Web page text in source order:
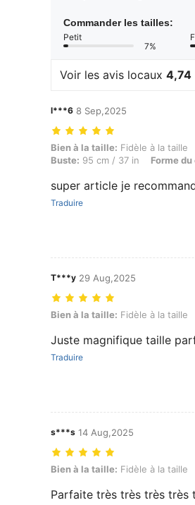
Commander les tailles:
Petit
7%
Voir les avis locaux 4,74
l***6 8 Sep,2025
Bien à la taille: Fidèle à la taille,
Bien à la taille: Fidèle à la taille
Buste: 95 cm / 37 in Forme
super article je
Traduire
T***y 29 Aug,2025
Bien à la taille: Fidèle à la taille,
Bien à la taille: Fidèle à la taille
Juste magnifique taille
Traduire
s***s 14 Aug,2025
Bien à la taille: Fidèle à la taille,
Bien à la taille: Fidèle à la taille
Parfaite très très très très